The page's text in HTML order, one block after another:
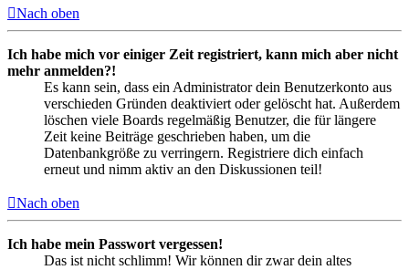
Nach oben
Ich habe mich vor einiger Zeit registriert, kann mich aber nicht
mehr anmelden?!
Es kann sein, dass ein Administrator dein Benutzerkonto aus
verschieden Gründen deaktiviert oder gelöscht hat. Außerdem
löschen viele Boards regelmäßig Benutzer, die für längere
Zeit keine Beiträge geschrieben haben, um die
Datenbankgröße zu verringern. Registriere dich einfach
erneut und nimm aktiv an den Diskussionen teil!
Nach oben
Ich habe mein Passwort vergessen!
Das ist nicht schlimm! Wir können dir zwar dein altes